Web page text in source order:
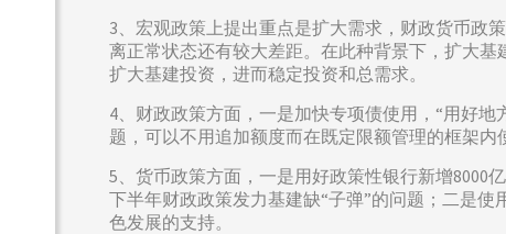
3、宏观政策上提出重点是扩大需求，财政货币政
离正常状态还有较大差距。在此种背景下，扩大
扩大基建投资，进而稳定投资和总需求。
4、财政政策方面，一是加快专项债使用，“用好
题，可以不用追加额度而在既定限额管理的框架
5、货币政策方面，一是用好政策性银行新增8000
下半年财政政策发力基建缺“子弹”的问题；二是
色发展的支持。